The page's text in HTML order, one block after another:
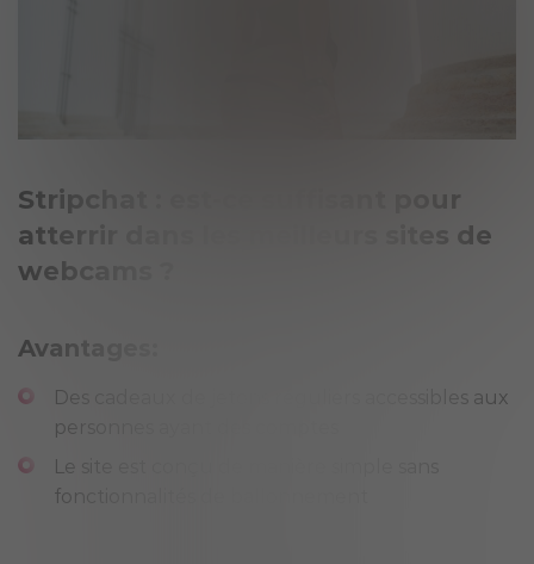
Stripchat : est-ce suffisant pour
atterrir dans les meilleurs sites de
webcams ?
Avantages:
Des cadeaux de jetons réguliers accessibles aux
personnes ayant des comptes
Le site est conçu de manière simple sans
fonctionnalités de ballonnement